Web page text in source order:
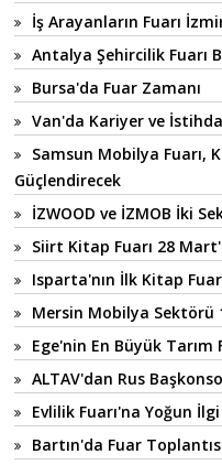
İş Arayanların Fuarı
Antalya Şehircilik Fuarı
Bursa'da Fuar Zamanı
Van'da Kariyer ve
Samsun Mobilya Fuarı,
Güçlendirecek
İZWOOD ve İZMOB İki
Siirt Kitap Fuarı 28
Isparta'nın İlk Kitap Fuarı
Mersin Mobilya Sektörü
Ege'nin En Büyük Tarım
ALTAV'dan Rus
Evlilik Fuarı'na Yoğun İlgi
Bartın'da Fuar